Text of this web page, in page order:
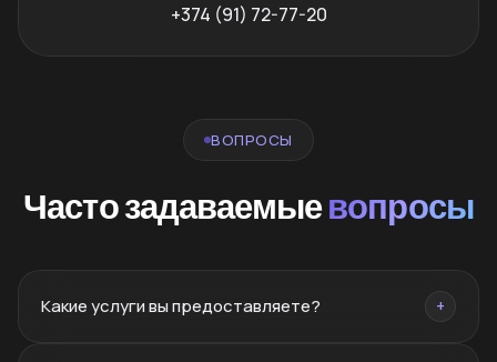
+374 (91) 72-77-20
ВОПРОСЫ
Часто задаваемыевопросы
Какие услуги вы предоставляете? +